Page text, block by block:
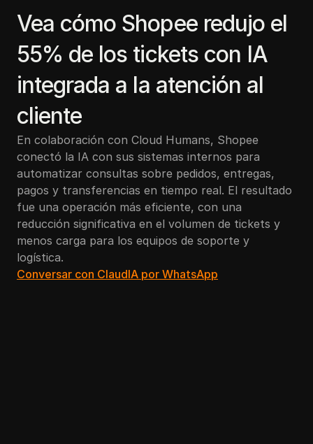
Vea cómo Shopee redujo el
55% de los tickets con IA
integrada a la atención al
cliente
En colaboración con Cloud Humans, Shopee
conectó la IA con sus sistemas internos para
automatizar consultas sobre pedidos, entregas,
pagos y transferencias en tiempo real. El resultado
fue una operación más eficiente, con una
reducción significativa en el volumen de tickets y
menos carga para los equipos de soporte y
logística.
Conversar con ClaudIA por WhatsApp